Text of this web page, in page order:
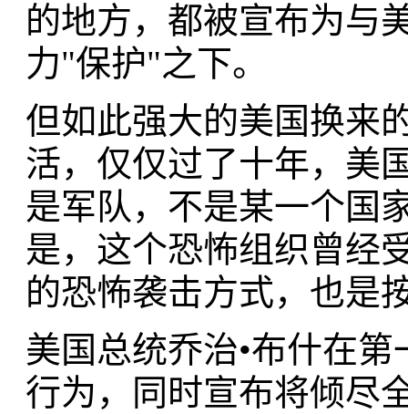
的地方，都被宣布为与
力"保护"之下。
但如此强大的美国换来
活，仅仅过了十年，美
是军队，不是某一个国
是，这个恐怖组织曾经
的恐怖袭击方式，也是
美国总统乔治•布什在
行为，同时宣布将倾尽